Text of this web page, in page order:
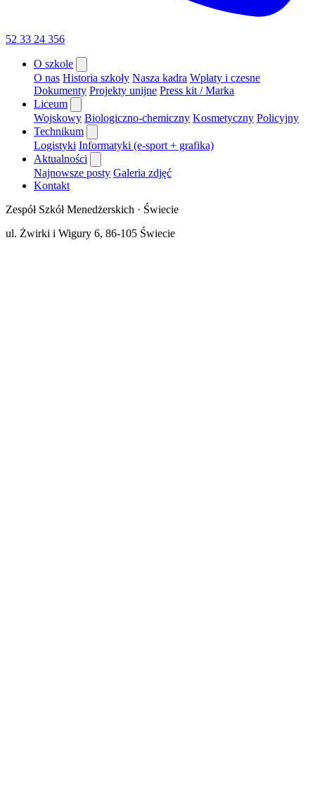
52 33 24 356
O szkole
O nas Historia szkoły Nasza kadra Wpłaty i czesne
Dokumenty Projekty unijne Press kit / Marka
Liceum
Wojskowy Biologiczno-chemiczny Kosmetyczny Policyjny
Technikum
Logistyki Informatyki (e-sport + grafika)
Aktualności
Najnowsze posty Galeria zdjęć
Kontakt
Zespół Szkół Menedżerskich · Świecie
ul. Żwirki i Wigury 6, 86-105 Świecie